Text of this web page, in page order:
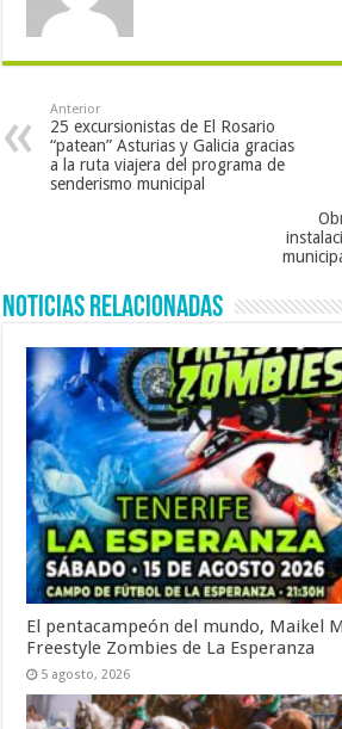
Anterior
25 excursionistas de El Rosario
“patean” Asturias y Galicia gracias
a la ruta viajera del programa de
senderismo municipal
Noticias Relacionadas
El pentacampeón del mundo, Maikel
Freestyle Zombies de La Esperanza
5 agosto, 2026